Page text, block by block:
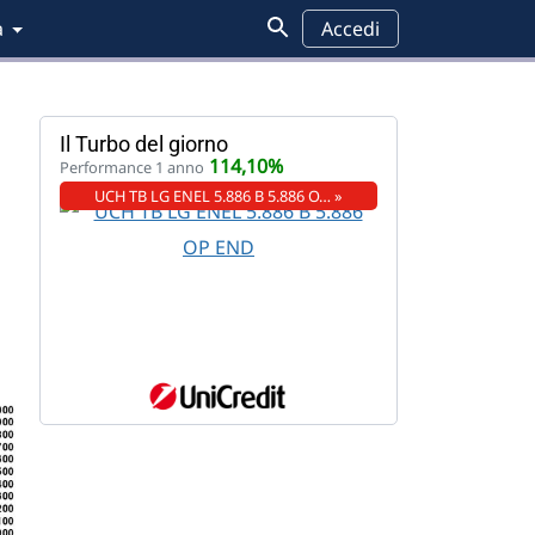
Accedi
Il Turbo del giorno
Performance 1 anno 114,10%
UCH TB LG ENEL 5.886 B 5.886 O… »